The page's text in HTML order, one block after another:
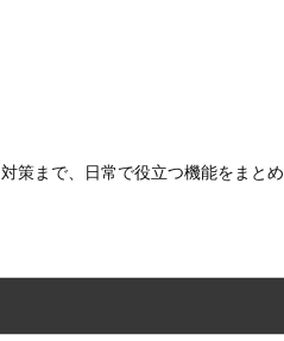
策まで、日常で役立つ機能をまと